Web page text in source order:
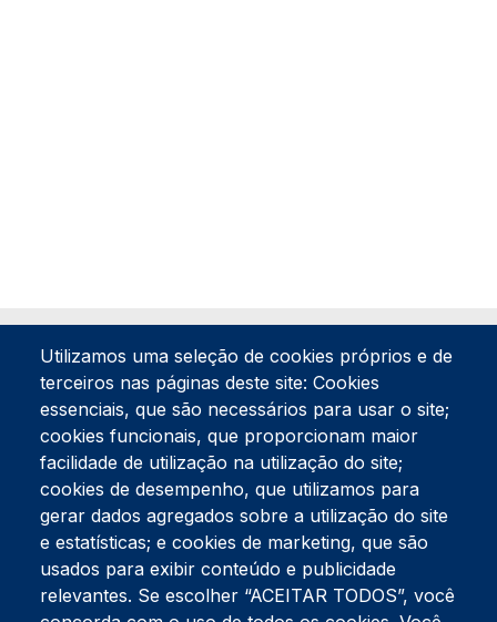
Tel:234 390 100Fax:234 390 100
Endereço Postal
Apartado 42
Rua Gil Eanes 31
3834-908 Gafanha da Nazaré
Utilizamos uma seleção de cookies próprios e de
terceiros nas páginas deste site: Cookies
essenciais, que são necessários para usar o site;
cookies funcionais, que proporcionam maior
facilidade de utilização na utilização do site;
cookies de desempenho, que utilizamos para
gerar dados agregados sobre a utilização do site
e estatísticas; e cookies de marketing, que são
usados para exibir conteúdo e publicidade
relevantes. Se escolher “ACEITAR TODOS”, você